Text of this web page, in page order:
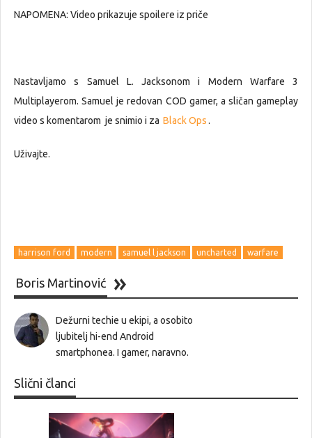
NAPOMENA: Video prikazuje spoilere iz priče
Nastavljamo s Samuel L. Jacksonom i Modern Warfare 3
Multiplayerom. Samuel je redovan COD gamer, a sličan gameplay
video s komentarom je snimio i za Black Ops.
Uživajte.
harrison ford modern samuel l jackson uncharted warfare
Boris Martinović
Dežurni techie u ekipi, a osobito
ljubitelj hi-end Android
smartphonea. I gamer, naravno.
Slični članci